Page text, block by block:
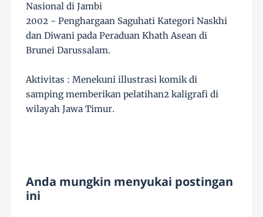
Nasional di Jambi
2002 - Penghargaan Saguhati Kategori Naskhi
dan Diwani pada Peraduan Khath Asean di
Brunei Darussalam.
Aktivitas : Menekuni illustrasi komik di
samping memberikan pelatihan2 kaligrafi di
wilayah Jawa Timur.
Anda mungkin menyukai postingan
ini